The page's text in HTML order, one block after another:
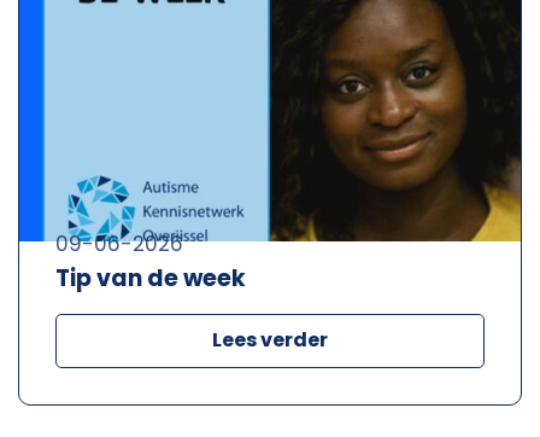
Tip van de week
09-06-2026
Lees verder